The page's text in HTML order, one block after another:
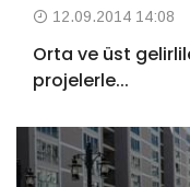
12.09.2014 14:08
Orta ve üst
projelerle...